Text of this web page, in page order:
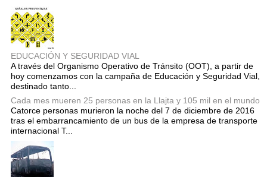
EDUCACIÓN Y SEGURIDAD VIAL
A través del Organismo Operativo de Tránsito (OOT), a partir de
hoy comenzamos con la campaña de Educación y Seguridad Vial,
destinado tanto...
Cada mes mueren 25 personas en la Llajta y 105 mil en el mundo
Catorce personas murieron la noche del 7 de diciembre de 2016
tras el embarrancamiento de un bus de la empresa de transporte
internacional T...